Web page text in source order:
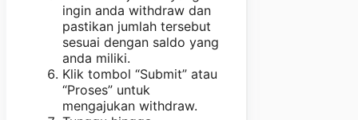
ingin anda withdraw dan
pastikan jumlah tersebut
sesuai dengan saldo yang
anda miliki.
Klik tombol “Submit” atau
“Proses” untuk
mengajukan withdraw.